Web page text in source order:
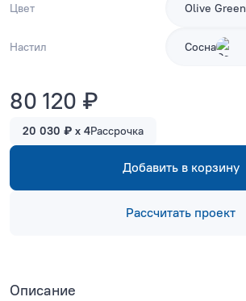
Цвет Olive Green
Настил Сосна
80 120 ₽
20 030 ₽ x 4Рассрочка
Добавить в корзину
Рассчитать проект
Описание